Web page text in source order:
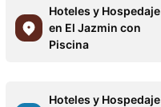
Hoteles y Hospedaje
en El Jazmin con
Piscina
Hoteles y Hospedaje